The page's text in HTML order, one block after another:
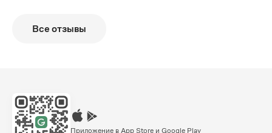
Все отзывы
Приложение в App Store и Google Play